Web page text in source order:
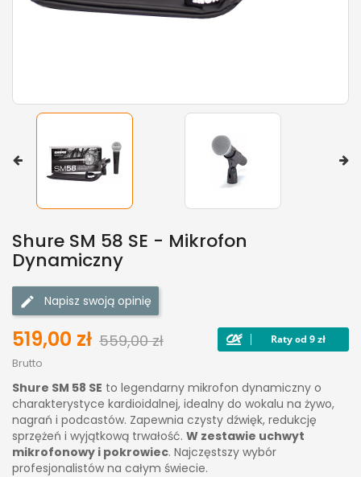
Shure SM 58 SE - Mikrofon
Dynamiczny
Napisz swoją opinię
519,00 zł 559,00 zł
Brutto
Shure SM 58 SE to legendarny mikrofon dynamiczny o
charakterystyce kardioidalnej, idealny do wokalu na żywo,
nagrań i podcastów. Zapewnia czysty dźwięk, redukcję
sprzężeń i wyjątkową trwałość. W zestawie uchwyt
mikrofonowy i pokrowiec. Najczęstszy wybór
profesjonalistów na całym świecie.